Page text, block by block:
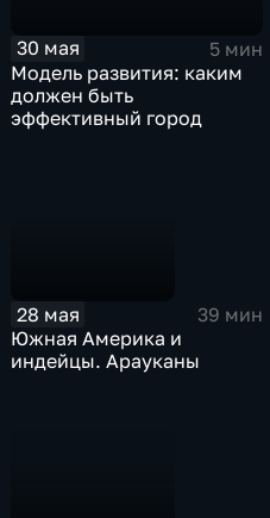
30 мая
5 мин
Модель развития: каким
должен быть
эффективный город
28 мая
39 мин
Южная Америка и
индейцы. Арауканы